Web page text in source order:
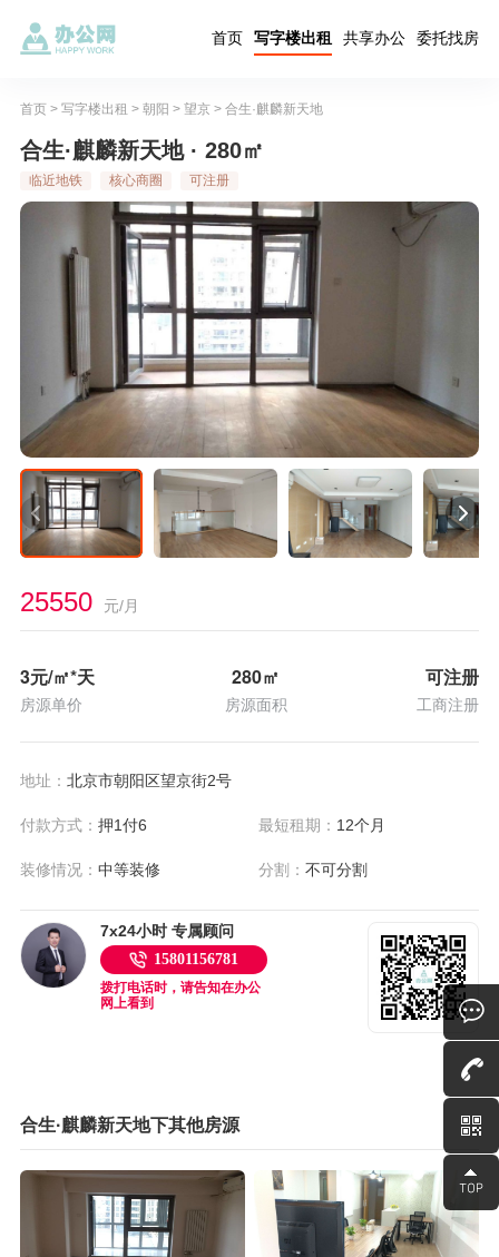
首页 写字楼出租 共享办公 委托找房
首页> 写字楼出租 > 朝阳 > 望京> 合生·麒麟新天地
合生·麒麟新天地 · 280㎡
临近地铁 核心商圈 可注册
25550 元/月
3元/㎡*天
房源单价
280㎡
房源面积
可注册
工商注册
地址： 北京市朝阳区望京街2号
付款方式： 押1付6 最短租期： 12个月
装修情况： 中等装修 分割：不可分割
7x24小时 专属顾问
15801156781
拨打电话时，请告知在办公
网上看到
合生·麒麟新天地下其他房源